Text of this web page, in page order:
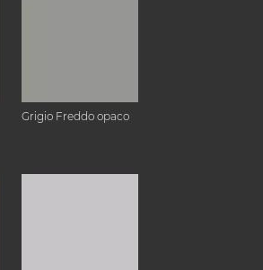
Grigio Freddo opaco